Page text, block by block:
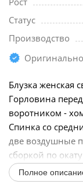
Статус
Производство
Блузка женская
Горловина
воротником -
Спинка со
две воздушные
сборкой по
Полное